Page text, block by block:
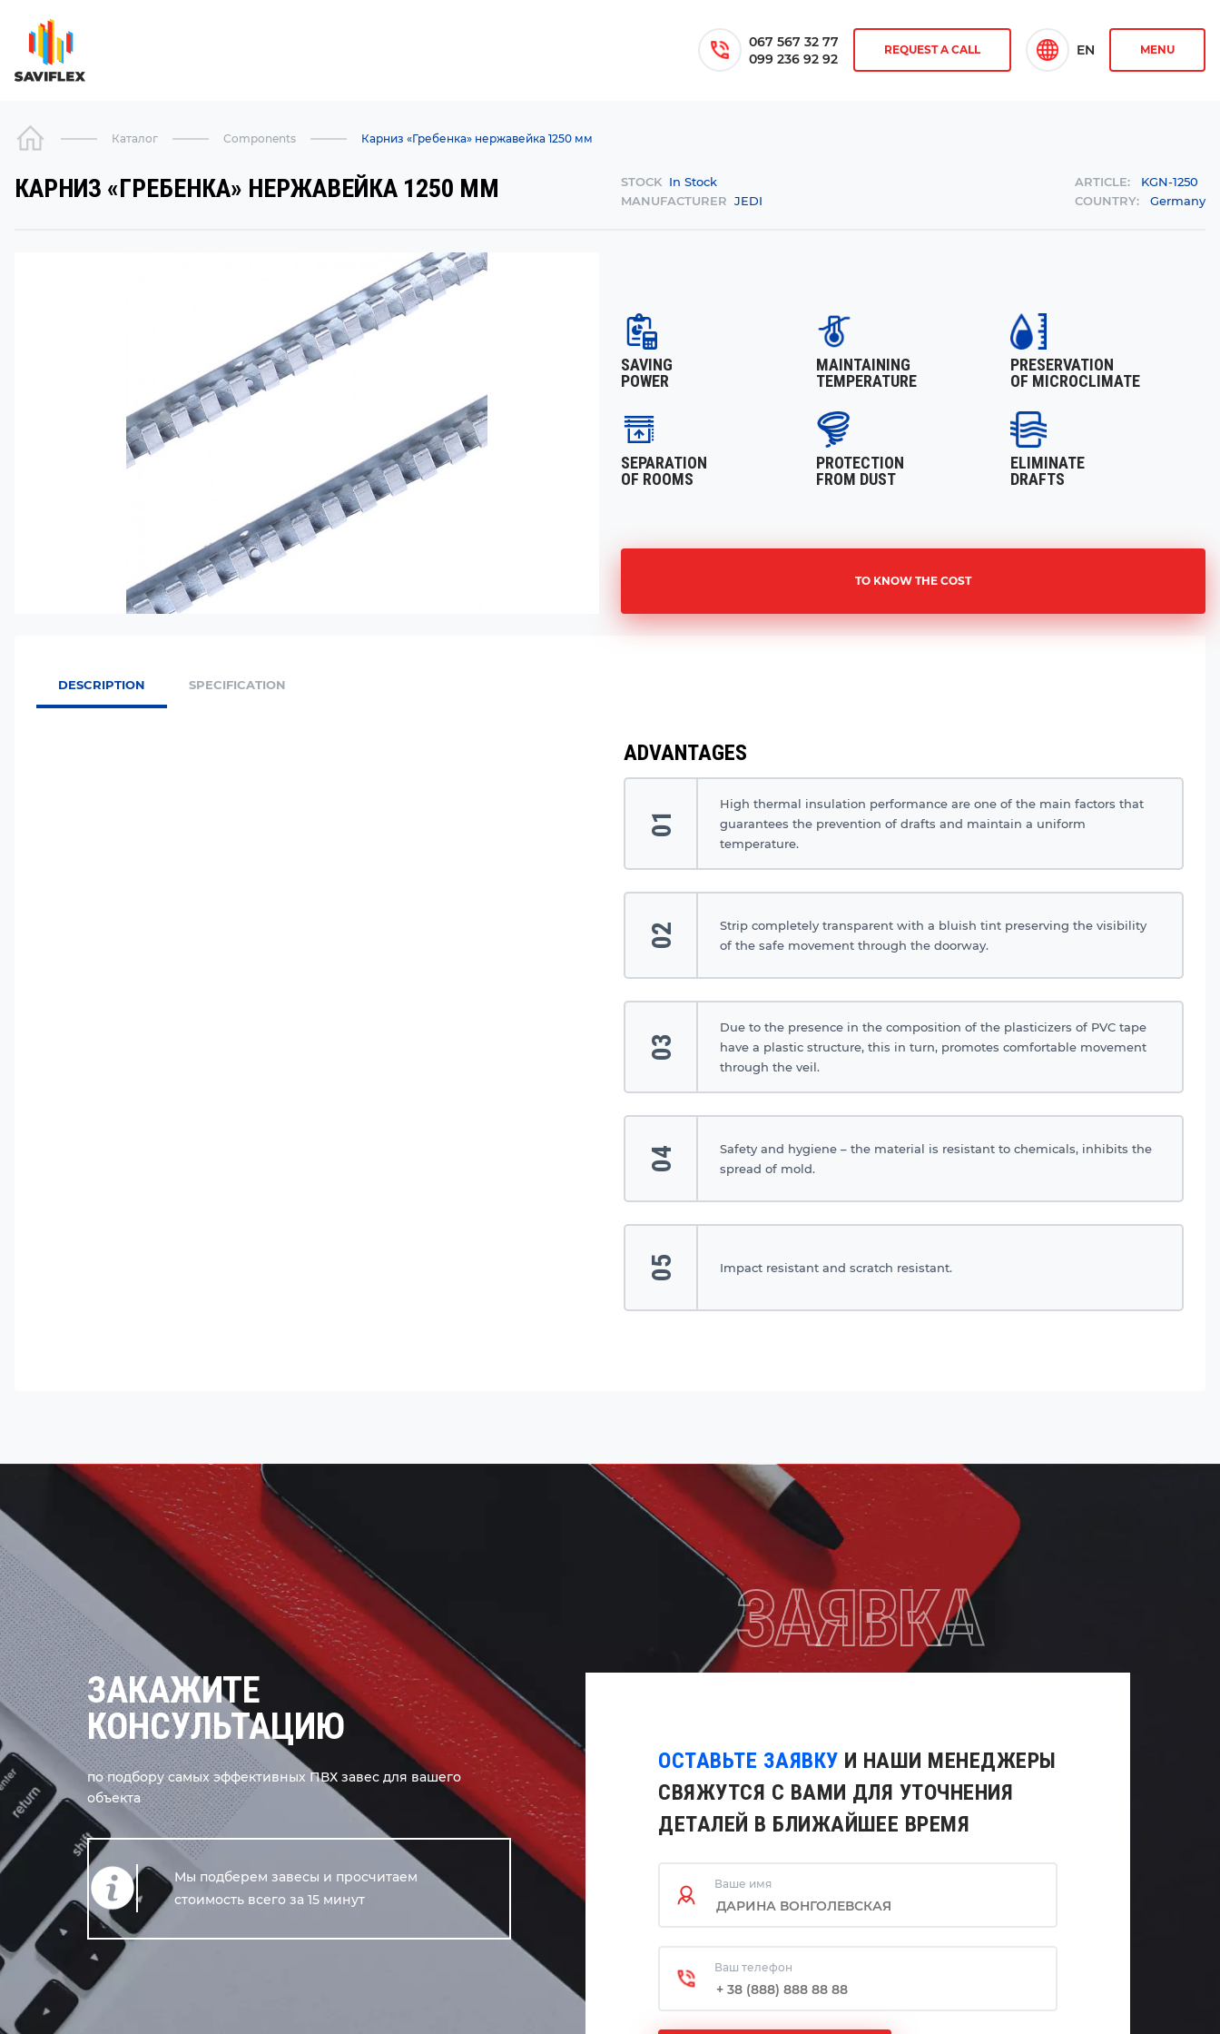
067 567 32 77
099 236 92 92
REQUEST A CALL EN MENU
Каталог Components Карниз «Гребенка» нержавейка 1250 мм
КАРНИЗ «ГРЕБЕНКА» НЕРЖАВЕЙКА 1250 ММ STOCK In Stock
MANUFACTURER JEDI
ARTICLE:
KGN-1250
COUNTRY:
Germany
SAVING
POWER
MAINTAINING
TEMPERATURE
PRESERVATION
OF MICROCLIMATE
SEPARATION
OF ROOMS
PROTECTION
FROM DUST
ELIMINATE
DRAFTS
TO KNOW THE COST
DESCRIPTION SPECIFICATION
ADVANTAGES
01
High thermal insulation performance are one of the main factors that
guarantees the prevention of drafts and maintain a uniform
temperature.
02
Strip completely transparent with a bluish tint preserving the visibility
of the safe movement through the doorway.
03
Due to the presence in the composition of the plasticizers of PVC tape
have a plastic structure, this in turn, promotes comfortable movement
through the veil.
04
Safety and hygiene – the material is resistant to chemicals, inhibits the
spread of mold.
05 Impact resistant and scratch resistant.
ЗАЯВКА
ЗАКАЖИТЕ
КОНСУЛЬТАЦИЮ
по подбору самых эффективных ПВХ завес для вашего
объекта
Мы подберем завесы и просчитаем
стоимость всего за 15 минут
ОСТАВЬТЕ ЗАЯВКУ И НАШИ МЕНЕДЖЕРЫ
СВЯЖУТСЯ С ВАМИ ДЛЯ УТОЧНЕНИЯ
ДЕТАЛЕЙ В БЛИЖАЙШЕЕ ВРЕМЯ
Ваше имя
Ваш телефон